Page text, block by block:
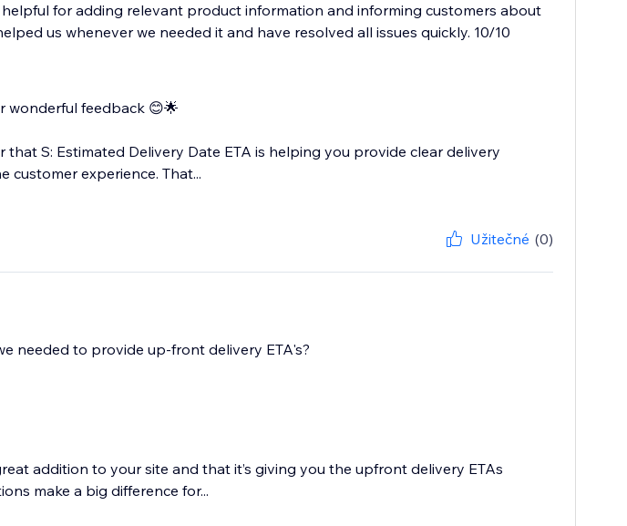
helpful for adding relevant product information and informing customers about
us whenever we needed it and have resolved all issues quickly. 10/10
wonderful feedback 😊🌟
S: Estimated Delivery Date ETA is helping you provide clear delivery
customer experience. That...
Užitečné (0)
needed to provide up-front delivery ETA's?
addition to your site and that it’s giving you the upfront delivery ETAs
make a big difference for...